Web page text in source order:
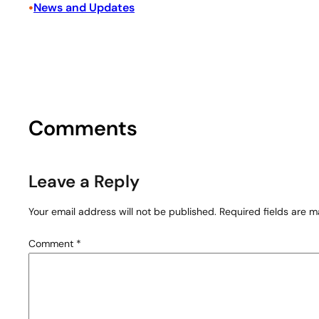
•News and Updates
Comments
Leave a Reply
Your email address will not be published. Required fields are
Comment *